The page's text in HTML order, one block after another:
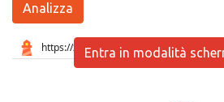
Analizza
Entra in modalità